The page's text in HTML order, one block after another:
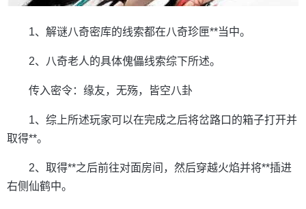
1、解谜八奇密库的线索都在八奇珍匣**当中。
2、八奇老人的具体傀儡线索综下所述。
传入密令：缘友，无殇，皆空八卦
1、综上所述玩家可以在完成之后将岔路口的箱子打开并
取得**。
2、取得**之后前往对面房间，然后穿越火焰并将**插进
右侧仙鹤中。